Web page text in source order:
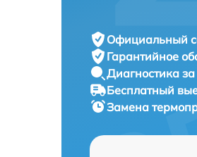
Официальный
Гарантийное
Диагностика
Бесплатный
Замена